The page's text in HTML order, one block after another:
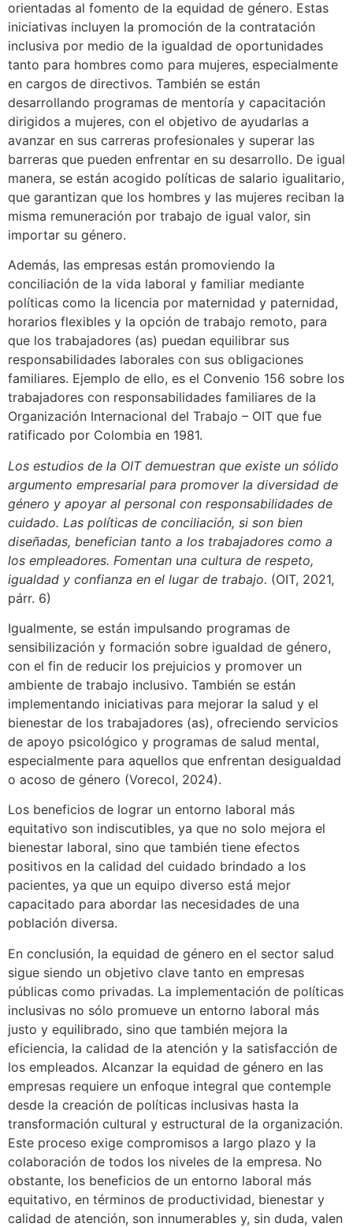
orientadas al fomento de la equidad de género. Estas
iniciativas incluyen la promoción de la contratación
inclusiva por medio de la igualdad de oportunidades
tanto para hombres como para mujeres, especialmente
en cargos de directivos. También se están
desarrollando programas de mentoría y capacitación
dirigidos a mujeres, con el objetivo de ayudarlas a
avanzar en sus carreras profesionales y superar las
barreras que pueden enfrentar en su desarrollo. De igual
manera, se están acogido políticas de salario igualitario,
que garantizan que los hombres y las mujeres reciban la
misma remuneración por trabajo de igual valor, sin
importar su género.
Además, las empresas están promoviendo la
conciliación de la vida laboral y familiar mediante
políticas como la licencia por maternidad y paternidad,
horarios flexibles y la opción de trabajo remoto, para
que los trabajadores (as) puedan equilibrar sus
responsabilidades laborales con sus obligaciones
familiares. Ejemplo de ello, es el Convenio 156 sobre los
trabajadores con responsabilidades familiares de la
Organización Internacional del Trabajo – OIT que fue
ratificado por Colombia en 1981.
Los estudios de la OIT demuestran que existe un sólido
argumento empresarial para promover la diversidad de
género y apoyar al personal con responsabilidades de
cuidado. Las políticas de conciliación, si son bien
diseñadas, benefician tanto a los trabajadores como a
los empleadores. Fomentan una cultura de respeto,
igualdad y confianza en el lugar de trabajo. (OIT, 2021,
párr. 6)
Igualmente, se están impulsando programas de
sensibilización y formación sobre igualdad de género,
con el fin de reducir los prejuicios y promover un
ambiente de trabajo inclusivo. También se están
implementando iniciativas para mejorar la salud y el
bienestar de los trabajadores (as), ofreciendo servicios
de apoyo psicológico y programas de salud mental,
especialmente para aquellos que enfrentan desigualdad
o acoso de género (Vorecol, 2024).
Los beneficios de lograr un entorno laboral más
equitativo son indiscutibles, ya que no solo mejora el
bienestar laboral, sino que también tiene efectos
positivos en la calidad del cuidado brindado a los
pacientes, ya que un equipo diverso está mejor
capacitado para abordar las necesidades de una
población diversa.
En conclusión, la equidad de género en el sector salud
sigue siendo un objetivo clave tanto en empresas
públicas como privadas. La implementación de políticas
inclusivas no sólo promueve un entorno laboral más
justo y equilibrado, sino que también mejora la
eficiencia, la calidad de la atención y la satisfacción de
los empleados. Alcanzar la equidad de género en las
empresas requiere un enfoque integral que contemple
desde la creación de políticas inclusivas hasta la
transformación cultural y estructural de la organización.
Este proceso exige compromisos a largo plazo y la
colaboración de todos los niveles de la empresa. No
obstante, los beneficios de un entorno laboral más
equitativo, en términos de productividad, bienestar y
calidad de atención, son innumerables y, sin duda, valen